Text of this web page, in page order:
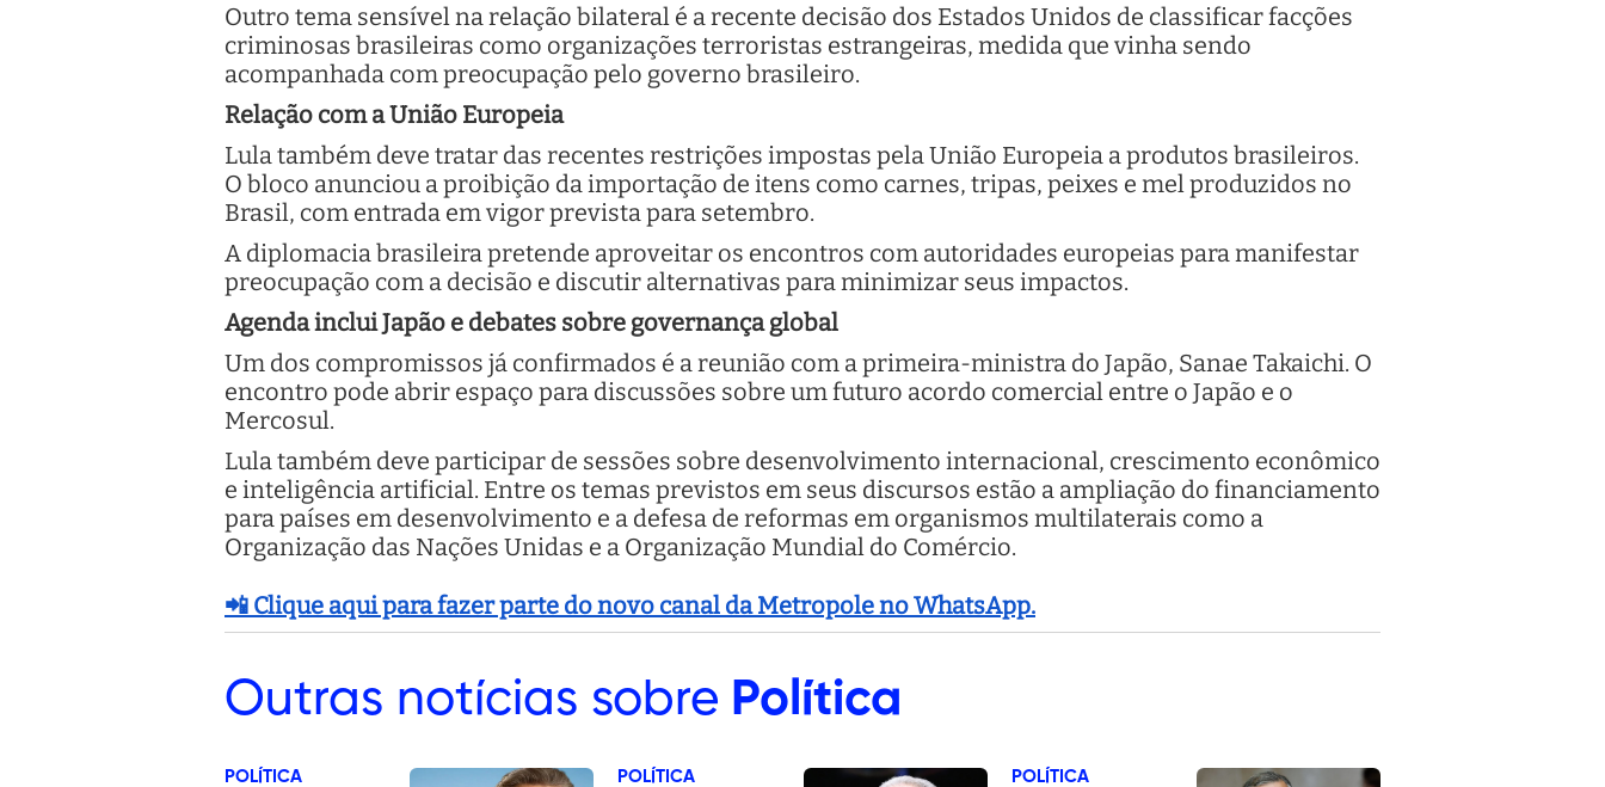
Outro tema sensível na relação bilateral é a recente decisão dos Estados Unidos de classificar facções
criminosas brasileiras como organizações terroristas estrangeiras, medida que vinha sendo
acompanhada com preocupação pelo governo brasileiro.
Relação com a União Europeia
Lula também deve tratar das recentes restrições impostas pela União Europeia a produtos brasileiros.
O bloco anunciou a proibição da importação de itens como carnes, tripas, peixes e mel produzidos no
Brasil, com entrada em vigor prevista para setembro.
A diplomacia brasileira pretende aproveitar os encontros com autoridades europeias para manifestar
preocupação com a decisão e discutir alternativas para minimizar seus impactos.
Agenda inclui Japão e debates sobre governança global
Um dos compromissos já confirmados é a reunião com a primeira-ministra do Japão, Sanae Takaichi. O
encontro pode abrir espaço para discussões sobre um futuro acordo comercial entre o Japão e o
Mercosul.
Lula também deve participar de sessões sobre desenvolvimento internacional, crescimento econômico
e inteligência artificial. Entre os temas previstos em seus discursos estão a ampliação do financiamento
para países em desenvolvimento e a defesa de reformas em organismos multilaterais como a
Organização das Nações Unidas e a Organização Mundial do Comércio.
📲 Clique aqui para fazer parte do novo canal da Metropole no WhatsApp.
Outras notícias sobre Política
POLÍTICA POLÍTICA POLÍTICA